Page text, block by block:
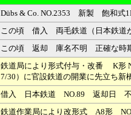
Dübs & Co. NO.2353 新製 飽和
この頃 借入 両毛鉄道（日本鉄道
この頃 返却 庫名不明 正確な時
鉄道局により形式付与・改番 K
7/30）に官設鉄道の開業に先立ち
借入 日本鉄道 NO.89 返却日
鉄道作業局により改形式 A8形